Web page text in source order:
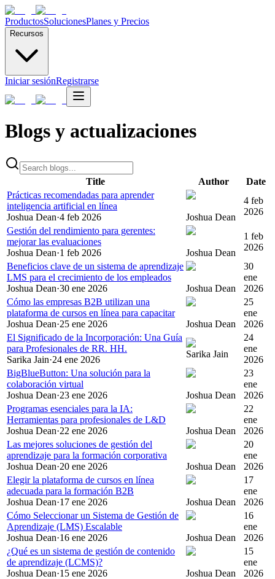
ProductosSolucionesPlanes y Precios
Recursos
Iniciar sesiónRegistrarse
Blogs y actualizaciones
Title Author
Date
Prácticas recomendadas para aprender
inteligencia artificial en línea
Joshua Dean·4 feb 2026 Joshua Dean
4 feb
2026
Gestión del rendimiento para gerentes:
mejorar las evaluaciones
Joshua Dean·1 feb 2026 Joshua Dean
1 feb
2026
Beneficios clave de un sistema de aprendizaje
LMS para el crecimiento de los empleados
Joshua Dean·30 ene 2026 Joshua Dean
30
ene
2026
Cómo las empresas B2B utilizan una
plataforma de cursos en línea para capacitar
Joshua Dean·25 ene 2026 Joshua Dean
25
ene
2026
El Significado de la Incorporación: Una Guía
para Profesionales de RR. HH.
Sarika Jain·24 ene 2026
Sarika Jain
24
ene
2026
BigBlueButton: Una solución para la
colaboración virtual
Joshua Dean·23 ene 2026 Joshua Dean
23
ene
2026
Programas esenciales para la IA:
Herramientas para profesionales de L&D
Joshua Dean·22 ene 2026 Joshua Dean
22
ene
2026
Las mejores soluciones de gestión del
aprendizaje para la formación corporativa
Joshua Dean·20 ene 2026 Joshua Dean
20
ene
2026
Elegir la plataforma de cursos en línea
adecuada para la formación B2B
Joshua Dean·17 ene 2026 Joshua Dean
17
ene
2026
Cómo Seleccionar un Sistema de Gestión de
Aprendizaje (LMS) Escalable
Joshua Dean·16 ene 2026 Joshua Dean
16
ene
2026
¿Qué es un sistema de gestión de contenido
de aprendizaje (LCMS)?
Joshua Dean·15 ene 2026 Joshua Dean
15
ene
2026